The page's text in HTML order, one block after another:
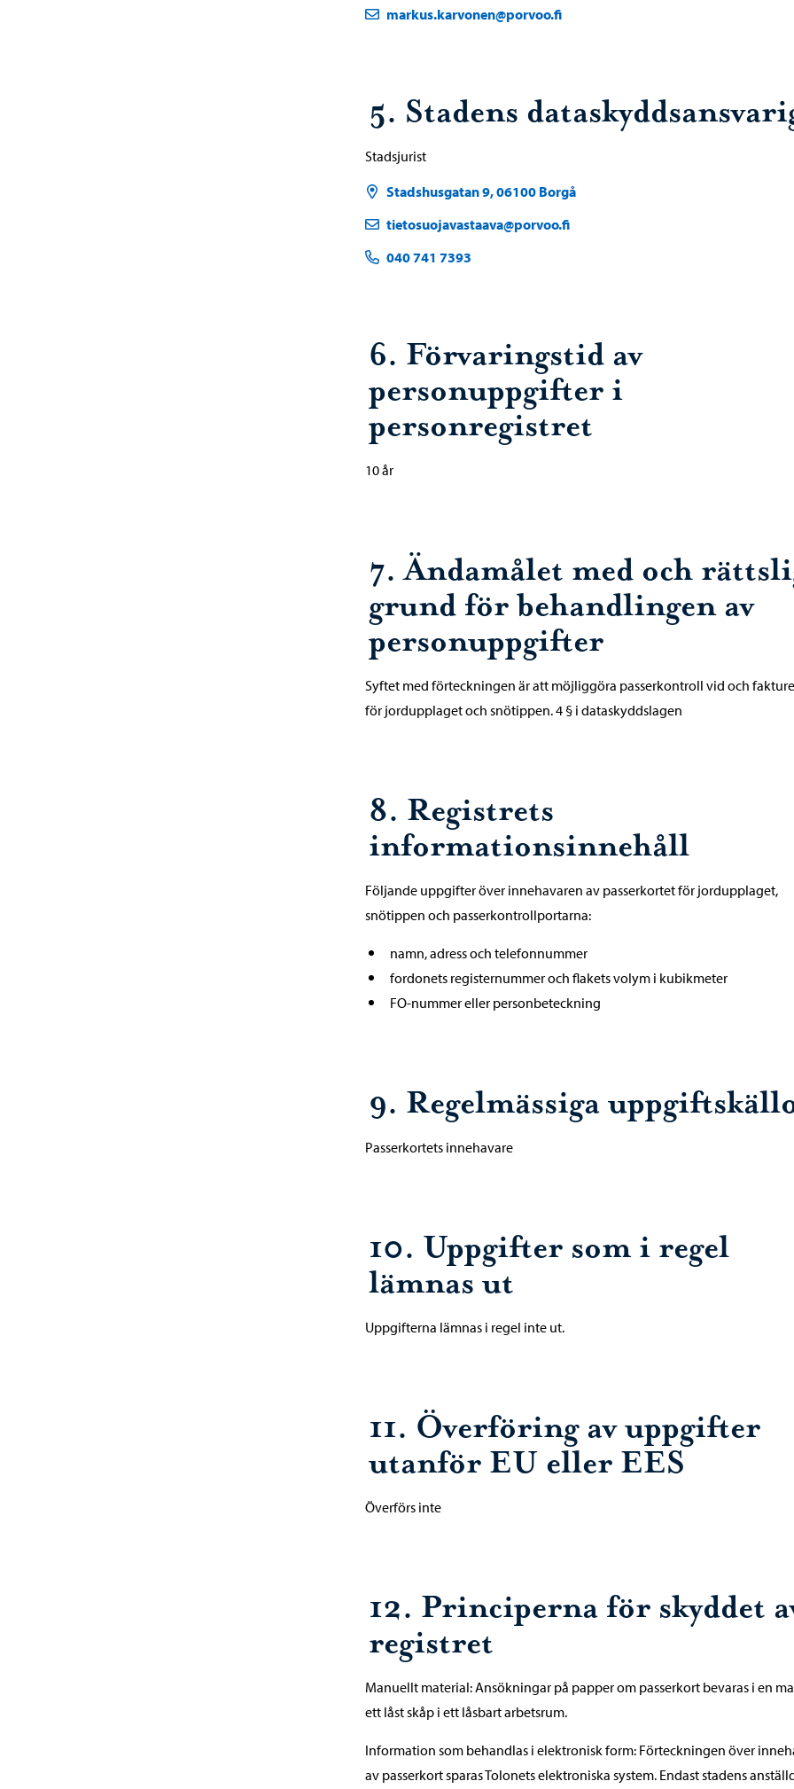
markus.karvonen@porvoo.fi
5. Stadens
Stadsjurist
Stadshusgatan 9, 06100 Borgå
tietosuojavastaava@porvoo.fi
040 741 7393
6. Förvaringstid av
personuppgifter i
personregistret
10 år
7. Ändamålet med och
grund för behandlingen av
personuppgifter
Syftet med förteckningen är att möjliggöra passerkontroll vid och
för jordupplaget och snötippen. 4 § i dataskyddslagen
8. Registrets
informationsinnehåll
Följande uppgifter över innehavaren av passerkortet för jordupplaget,
snötippen och passerkontrollportarna:
namn, adress och telefonnummer
fordonets registernummer och flakets volym i kubikmeter
FO-nummer eller personbeteckning
9. Regelmässiga
Passerkortets innehavare
10. Uppgifter som i regel
lämnas ut
Uppgifterna lämnas i regel inte ut.
11. Överföring av uppgifter
utanför EU eller EES
Överförs inte
12. Principerna för skyddet
registret
Manuellt material: Ansökningar på papper om passerkort bevaras i en
ett låst skåp i ett låsbart arbetsrum.
Information som behandlas i elektronisk form: Förteckningen över
av passerkort sparas Tolonets elektroniska system. Endast stadens